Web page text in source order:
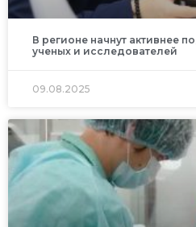
В регионе начнут активнее
ученых и исследователей
09.08.2025